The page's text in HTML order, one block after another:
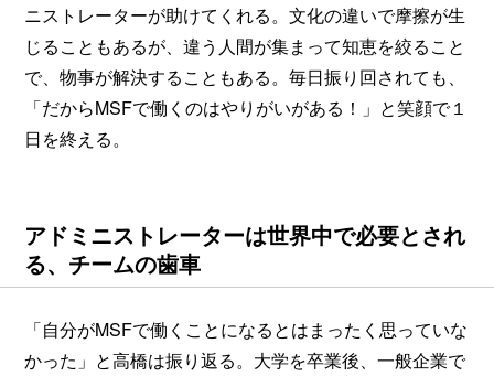
ニストレーターが助けてくれる。文化の違いで摩擦が生
じることもあるが、違う人間が集まって知恵を絞ること
で、物事が解決することもある。毎日振り回されても、
「だからMSFで働くのはやりがいがある！」と笑顔で１
日を終える。
アドミニストレーターは世界中で必要とされ
る、チームの歯車
「自分がMSFで働くことになるとはまったく思っていな
かった」と高橋は振り返る。大学を卒業後、一般企業で